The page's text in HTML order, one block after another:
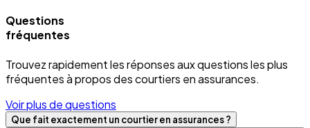
Questions
fréquentes
Trouvez rapidement les réponses aux questions les plus
fréquentes à propos des courtiers en assurances.
Voir plus de questions
Que fait exactement un courtier en assurances ?